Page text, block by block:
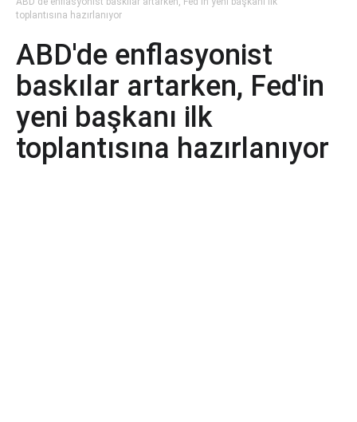
toplantısına hazırlanıyor
ABD'de enflasyonist
baskılar artarken, Fed'in
yeni başkanı ilk
toplantısına hazırlanıyor